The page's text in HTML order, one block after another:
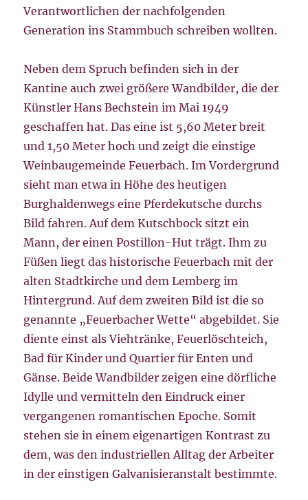
Verantwortlichen der nachfolgenden
Generation ins Stammbuch schreiben wollten.
Neben dem Spruch befinden sich in der
Kantine auch zwei größere Wandbilder, die der
Künstler Hans Bechstein im Mai 1949
geschaffen hat. Das eine ist 5,60 Meter breit
und 1,50 Meter hoch und zeigt die einstige
Weinbaugemeinde Feuerbach. Im Vordergrund
sieht man etwa in Höhe des heutigen
Burghaldenwegs eine Pferdekutsche durchs
Bild fahren. Auf dem Kutschbock sitzt ein
Mann, der einen Postillon-Hut trägt. Ihm zu
Füßen liegt das historische Feuerbach mit der
alten Stadtkirche und dem Lemberg im
Hintergrund. Auf dem zweiten Bild ist die so
genannte „Feuerbacher Wette“ abgebildet. Sie
diente einst als Viehtränke, Feuerlöschteich,
Bad für Kinder und Quartier für Enten und
Gänse. Beide Wandbilder zeigen eine dörfliche
Idylle und vermitteln den Eindruck einer
vergangenen romantischen Epoche. Somit
stehen sie in einem eigenartigen Kontrast zu
dem, was den industriellen Alltag der Arbeiter
in der einstigen Galvanisieranstalt bestimmte.